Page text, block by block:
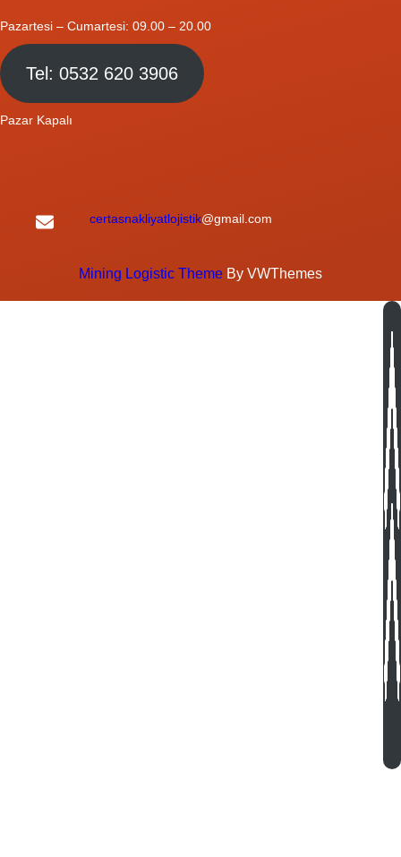
Pazartesi – Cumartesi: 09.00 – 20.00
Tel: 0532 620 3906
Pazar Kapalı
certasnakliyatlojistik@gmail.com
Mining Logistic Theme By VWThemes